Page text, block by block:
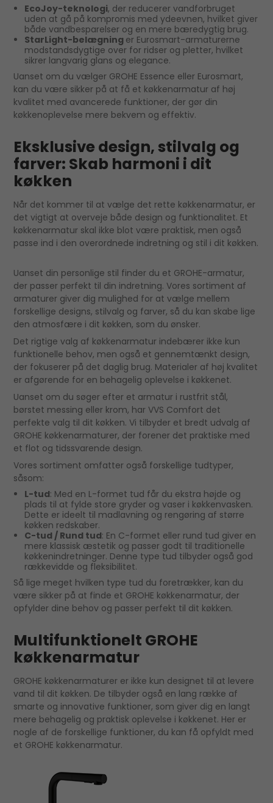
EcoJoy-teknologi, der reducerer vandforbruget
uden at gå på kompromis med ydeevnen, hvilket giver
både vandbesparelser og en mere bæredygtig brug.
StarLight-belægning er Eurosmart-armaturerne
modstandsdygtige over for ridser og pletter, hvilket
sikrer langvarig glans og elegance.
Uanset om du vælger GROHE Essence eller Eurosmart,
kan du være sikker på at få et køkkenarmatur af høj
kvalitet med avancerede funktioner, der gør din
køkkenoplevelse mere bekvem og effektiv.
Eksklusive design, stilvalg og
farver: Skab harmoni i dit
køkken
Når det kommer til at vælge det rette køkkenarmatur, er
det vigtigt at overveje både design og funktionalitet. Et
køkkenarmatur skal ikke blot være praktisk, men også
passe ind i den overordnede indretning og stil i dit køkken.
Uanset din personlige stil finder du et GROHE-armatur,
der passer perfekt til din indretning. Vores sortiment af
armaturer giver dig mulighed for at vælge mellem
forskellige designs, stilvalg og farver, så du kan skabe lige
den atmosfære i dit køkken, som du ønsker.
Det rigtige valg af køkkenarmatur indebærer ikke kun
funktionelle behov, men også et gennemtænkt design,
der fokuserer på det daglig brug. Materialer af høj kvalitet
er afgørende for en behagelig oplevelse i køkkenet.
Uanset om du søger efter et armatur i rustfrit stål,
børstet messing eller krom, har VVS Comfort det
perfekte valg til dit køkken. Vi tilbyder et bredt udvalg af
GROHE køkkenarmaturer, der forener det praktiske med
et flot og tidssvarende design.
Vores sortiment omfatter også forskellige tudtyper,
såsom:
L-tud: Med en L-formet tud får du ekstra højde og
plads til at fylde store gryder og vaser i køkkenvasken.
Dette er ideelt til madlavning og rengøring af større
køkken redskaber.
C-tud / Rund tud: En C-formet eller rund tud giver en
mere klassisk æstetik og passer godt til traditionelle
køkkenindretninger. Denne type tud tilbyder også god
rækkevidde og fleksibilitet.
Så lige meget hvilken type tud du foretrækker, kan du
være sikker på at finde et GROHE køkkenarmatur, der
opfylder dine behov og passer perfekt til dit køkken.
Multifunktionelt GROHE
køkkenarmatur
GROHE køkkenarmaturer er ikke kun designet til at levere
vand til dit køkken. De tilbyder også en lang række af
smarte og innovative funktioner, som giver dig en langt
mere behagelig og praktisk oplevelse i køkkenet. Her er
nogle af de forskellige funktioner, du kan få opfyldt med
et GROHE køkkenarmatur.